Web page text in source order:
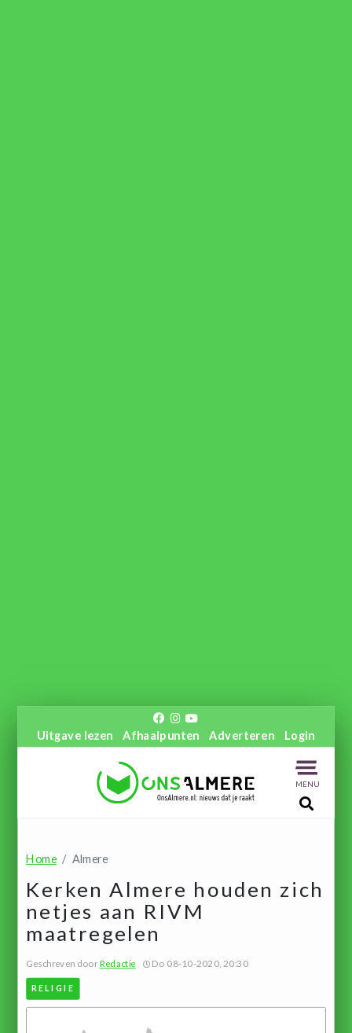
Uitgave lezen Afhaalpunten Adverteren Login
MENU
Home Almere
Kerken Almere houden zich
netjes aan RIVM
maatregelen
Geschreven doorRedactie Do 08-10-2020, 20:30
RELIGIE